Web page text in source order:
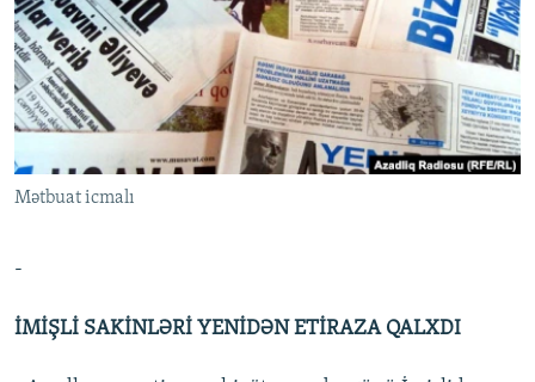
VIDEO
FOTOQALEREYA
İNFOQRAFIKA
RADIO ARXIV
OXU ZALI
AZƏRBAYCAN ƏDƏBIYYATI KITABXANASI
İSLAM VƏ DEMOKRATIYA
İZ - MƏDƏNIYYƏT PROQRAMI
HAQQIMIZDA
MISSIYAMIZ
PEŞƏ ETIKASI VƏ JURNALISTIKA STANDARTLARIMIZ
MATERIALLARIMIZDAN ISTIFADƏ
XƏBƏR BÜLLETENLƏRIMIZ
BIZI IZLƏ
Mətbuat icmalı
-
İMİŞLİ SAKİNLƏRİ YENİDƏN ETİRAZA QALXDI